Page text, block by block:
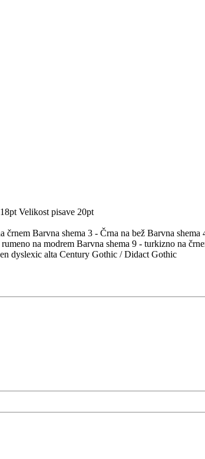
Velikost pisave 20pt
črnem Barvna shema 3 - Črna na bež Barvna shema
na modrem Barvna shema 9 - turkizno na
dyslexic alta Century Gothic / Didact Gothic